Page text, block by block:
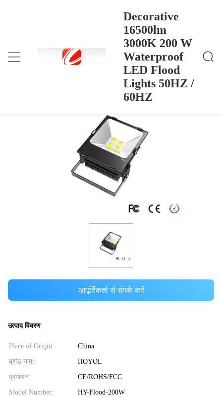
Decorative
16500lm
3000K 200 W
Waterproof
LED Flood
Lights 50HZ /
60HZ
Decorative 16500lm 3000K 200 W Waterproof LED
Flood Lights 50HZ / 60HZ
Decorative 16500lm 3000K 200 W
Waterproof LED Flood Lights 50HZ /
आपूर्तिकर्ता से संपर्क करें
उत्पाद विवरण
Place of Origin: China
ब्रांड नाम: HOYOL
प्रमाणन: CE/ROHS/FCC
Model Number: HY-Flood-200W